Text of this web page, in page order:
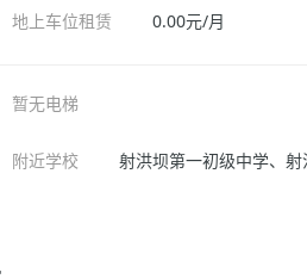
地上车位租赁
0.00元/月
暂无电梯
附近学校 射洪坝第一初级中学、